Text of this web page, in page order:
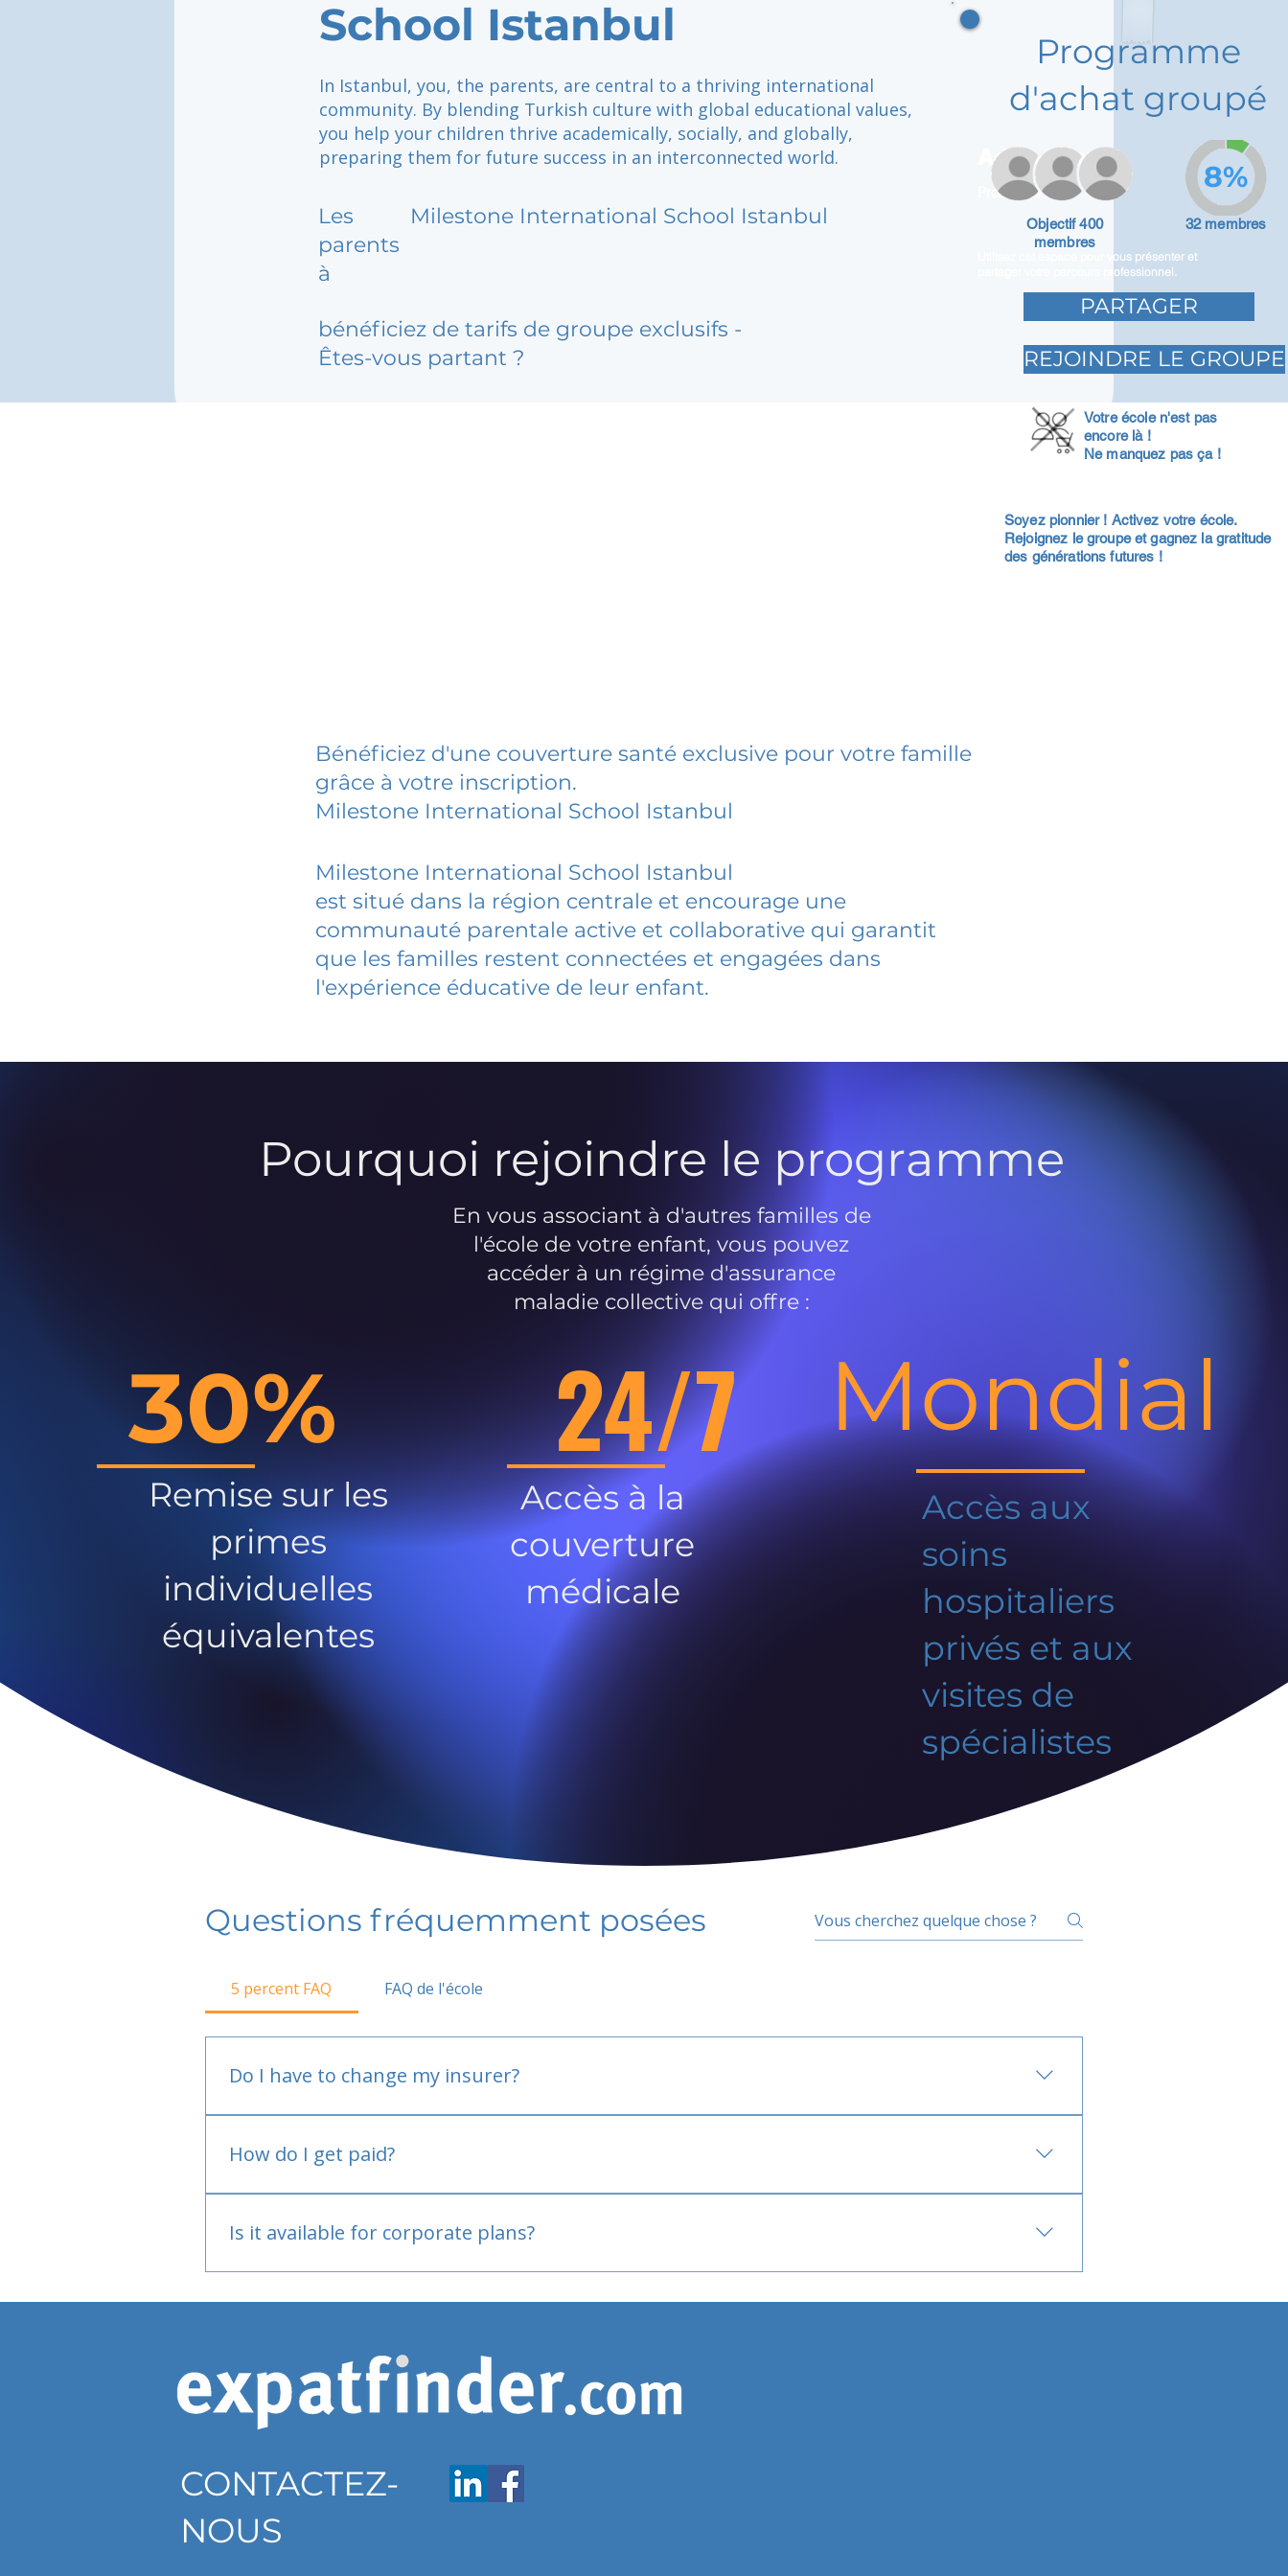
School Istanbul
In Istanbul, you, the parents, are central to a thriving international
community. By blending Turkish culture with global educational values,
you help your children thrive academically, socially, and globally,
preparing them for future success in an interconnected world.
Les
parents
à
Milestone International School Istanbul
bénéficiez de tarifs de groupe exclusifs -
Êtes-vous partant ?
Adam Caar
Promoteur
Utilisez cet espace pour vous présenter et
partager votre parcours professionnel.
Programme
d'achat groupé
Objectif 400
membres
32 membres
8%
PARTAGER
REJOINDRE LE GROUPE
Votre école n'est pas
encore là !
Ne manquez pas ça !
Soyez pionnier ! Activez votre école.
Rejoignez le groupe et gagnez la gratitude
des générations futures !
Bénéficiez d'une couverture santé exclusive pour votre famille
grâce à votre inscription.
Milestone International School Istanbul
Milestone International School Istanbul
est situé dans la région centrale et encourage une
communauté parentale active et collaborative qui garantit
que les familles restent connectées et engagées dans
l'expérience éducative de leur enfant.
Pourquoi rejoindre le programme
En vous associant à d'autres familles de
l'école de votre enfant, vous pouvez
accéder à un régime d'assurance
maladie collective qui offre :
30%
Remise sur les
primes
individuelles
équivalentes
24/7
Accès à la
couverture
médicale
Mondial
Accès aux
soins
hospitaliers
privés et aux
visites de
spécialistes
Questions fréquemment posées
5 percent FAQ FAQ de l'école
Do I have to change my insurer?
How do I get paid?
Is it available for corporate plans?
CONTACTEZ-
NOUS